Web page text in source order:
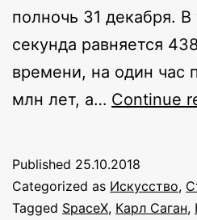
полночь 31 декабря.
секунда равняется
времени, на один час
млн лет, а… Continue
Published 25.10.2018
Categorized as Искусство,
Tagged SpaceX, Карл Саган,